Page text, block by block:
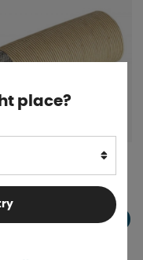
luftslange 60/65 mm
KØB!
place?